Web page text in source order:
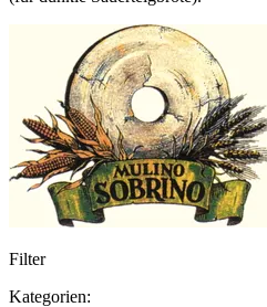
Filter
Kategorien: